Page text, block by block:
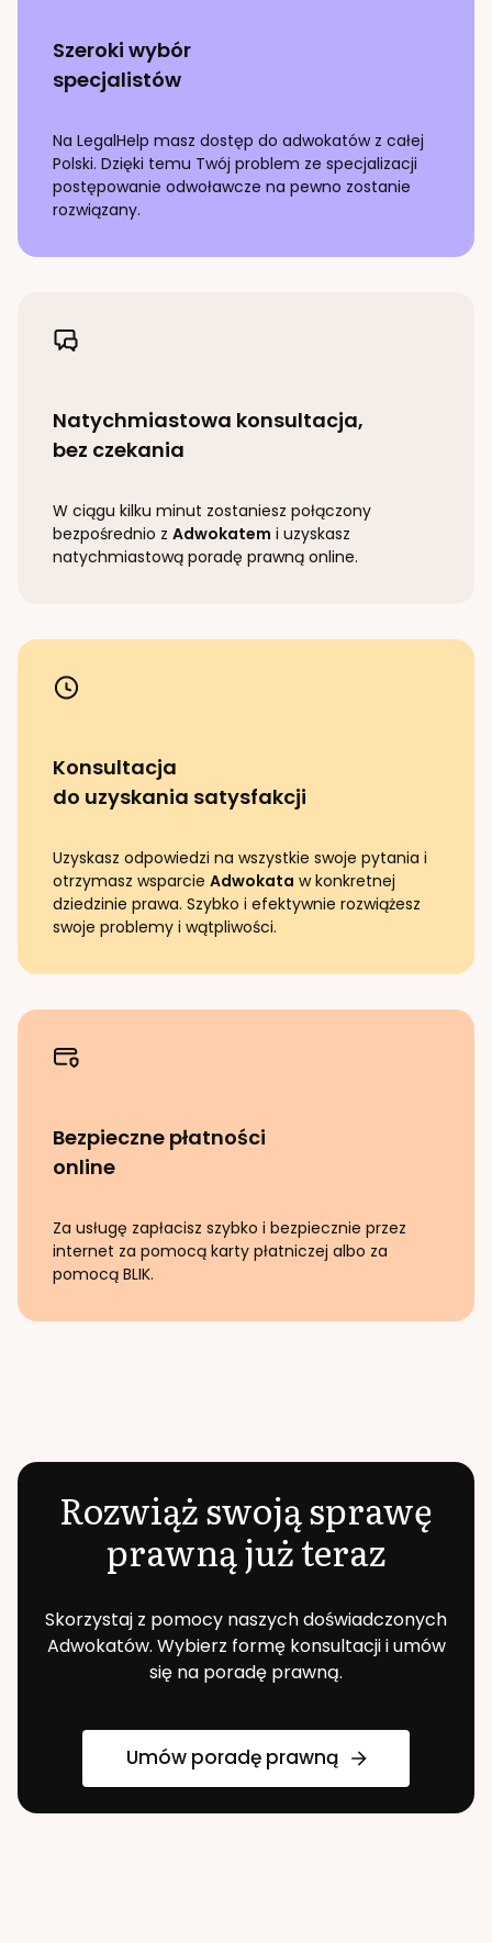
Szeroki wybór
specjalistów
Na LegalHelp masz dostęp do adwokatów z całej
Polski. Dzięki temu Twój problem ze specjalizacji
postępowanie odwoławcze na pewno zostanie
rozwiązany.
Natychmiastowa konsultacja,
bez czekania
W ciągu kilku minut zostaniesz połączony
bezpośrednio z Adwokatem i uzyskasz
natychmiastową poradę prawną online.
Konsultacja
do uzyskania satysfakcji
Uzyskasz odpowiedzi na wszystkie swoje pytania i
otrzymasz wsparcie Adwokata w konkretnej
dziedzinie prawa. Szybko i efektywnie rozwiążesz
swoje problemy i wątpliwości.
Bezpieczne płatności
online
Za usługę zapłacisz szybko i bezpiecznie przez
internet za pomocą karty płatniczej albo za
pomocą BLIK.
Rozwiąż swoją sprawę
prawną już teraz
Skorzystaj z pomocy naszych doświadczonych
Adwokatów. Wybierz formę konsultacji i umów
się na poradę prawną.
Umów poradę prawną